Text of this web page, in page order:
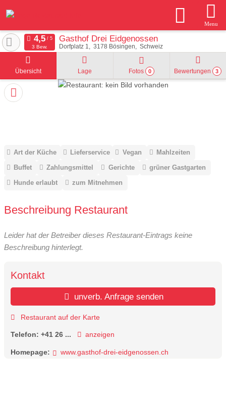
Menu
Gasthof Drei Eidgenossen
Dorfplatz 1 3178 Bösingen Schweiz
3 Bew.
Übersicht Lage Fotos 0 Bewertungen 3
Art der Küche Lieferservice Vegan
Mahlzeiten
Buffet
Zahlungsmittel Gerichte
grüner Gastgarten
Hunde erlaubt
zum Mitnehmen
Beschreibung Restaurant
Leider hat der Betreiber dieses Restaurant-Eintrags keine
Beschreibung hinterlegt.
Kontakt
unverb. Anfrage senden
Restaurant auf der Karte
Telefon: +41 26 ... anzeigen
Homepage: www.gasthof-drei-eidgenossen.ch